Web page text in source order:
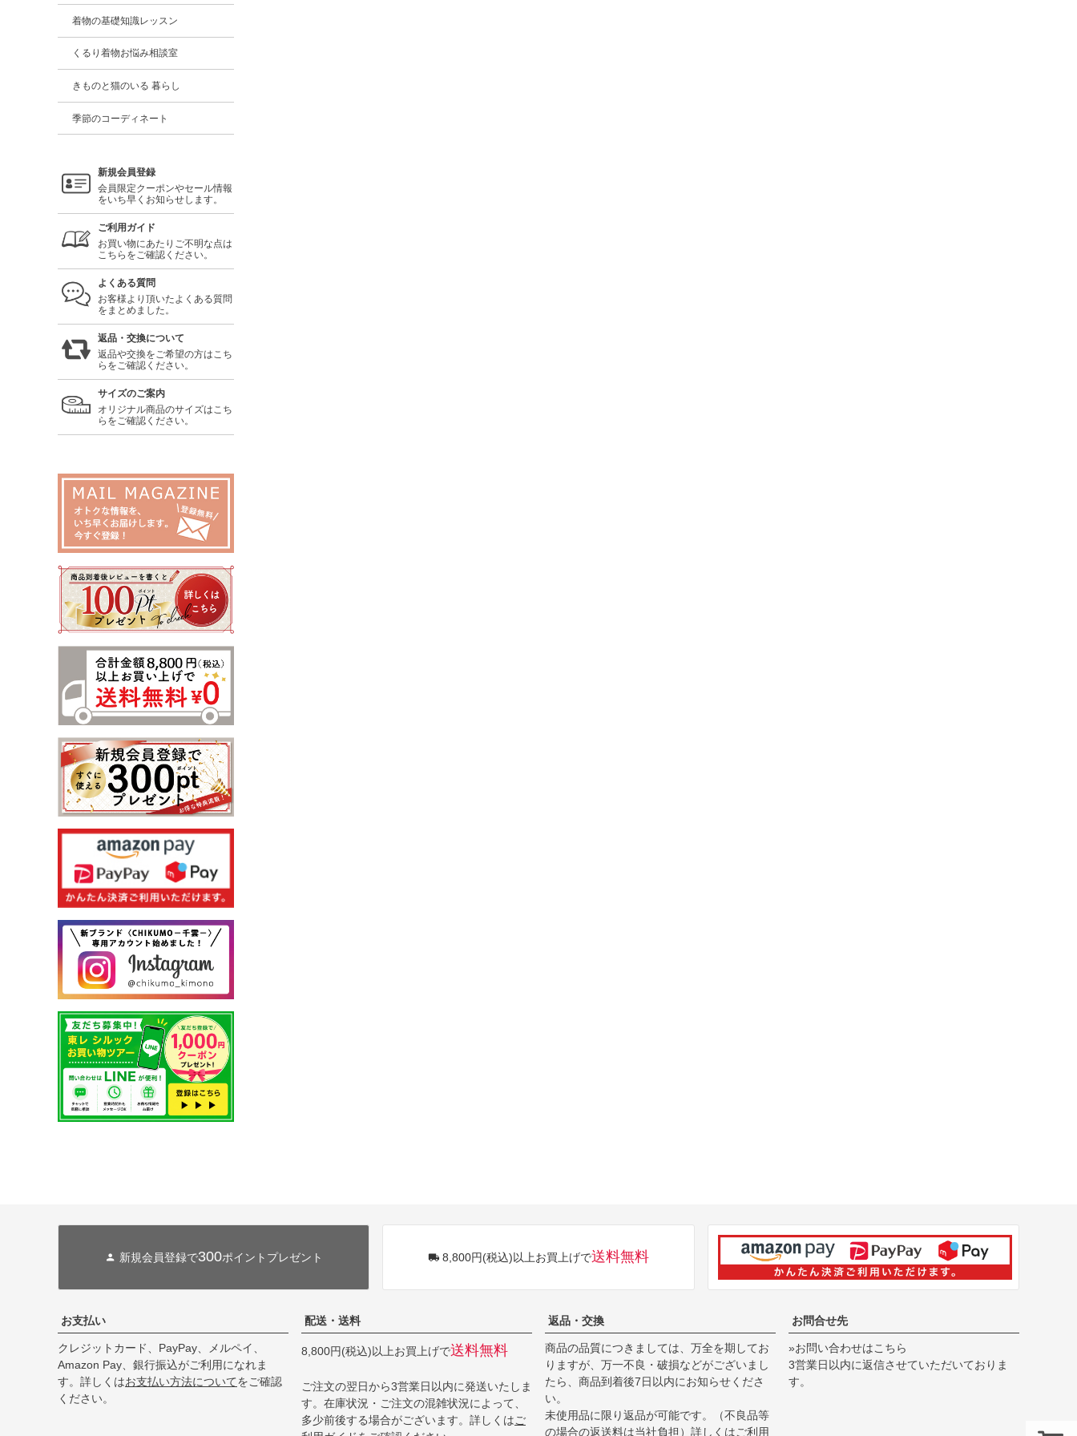
着物の基礎知識レッスン
くるり着物お悩み相談室
きものと猫のいる 暮らし
季節のコーディネート
新規会員登録
会員限定クーポンやセール情報
をいち早くお知らせします。
ご利用ガイド
お買い物にあたりご不明な点は
こちらをご確認ください。
よくある質問
お客様より頂いたよくある質問
をまとめました。
返品・交換について
返品や交換をご希望の方はこち
らをご確認ください。
サイズのご案内
オリジナル商品のサイズはこち
らをご確認ください。
新規会員登録で300ポイントプレゼント 8,800円(税込)以上お買上げで送料無料
お支払い
クレジットカード、PayPay、メルペイ、
Amazon Pay、銀行振込がご利用になれま
す。詳しくはお支払い方法についてをご確認
ください。
配送・送料
8,800円(税込)以上お買上げで送料無料
ご注文の翌日から3営業日以内に発送いたしま
す。在庫状況・ご注文の混雑状況によって、
多少前後する場合がございます。詳しくはご
返品・交換
商品の品質につきましては、万全を期してお
りますが、万一不良・破損などがございまし
たら、商品到着後7日以内にお知らせくださ
い。
未使用品に限り返品が可能です。（不良品等
の場合の返送料は当社負担）詳しくはご利用
お問合せ先
»お問い合わせはこちら
3営業日以内に返信させていただいておりま
す。